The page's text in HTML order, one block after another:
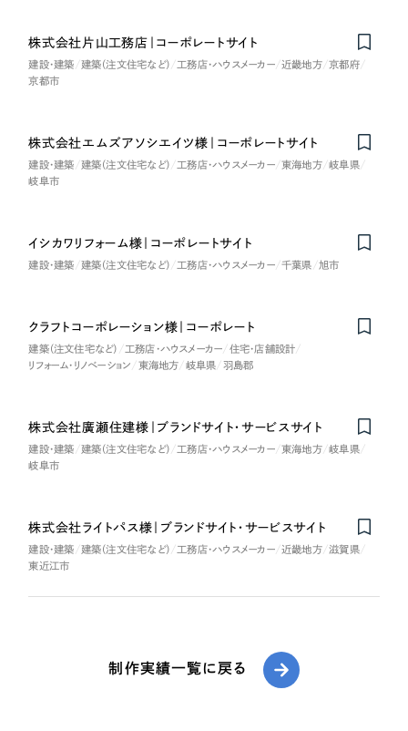
株式会社片山工務店｜コーポレートサイト
建設・建築 建築（注文住宅など） 工務店・ハウスメーカー 近畿地方
京都府
京都市
Nominee
株式会社エムズアソシエイツ様｜コーポレートサイト
建設・建築 建築（注文住宅など） 工務店・ハウスメーカー 東海地方
岐阜県
岐阜市
イシカワリフォーム様｜コーポレートサイト
建設・建築 建築（注文住宅など） 工務店・ハウスメーカー 千葉県 旭市
クラフトコーポレーション様｜コーポレート
建築（注文住宅など） 工務店・ハウスメーカー
住宅・店舗設計
リフォーム・リノベーション
東海地方 岐阜県 羽島郡
株式会社廣瀬住建様｜ブランドサイト・サービスサイト
建設・建築 建築（注文住宅など） 工務店・ハウスメーカー 東海地方
岐阜県
岐阜市
株式会社ライトパス様｜ブランドサイト・サービスサイト
建設・建築 建築（注文住宅など） 工務店・ハウスメーカー 近畿地方
滋賀県
東近江市
制作実績一覧に戻る